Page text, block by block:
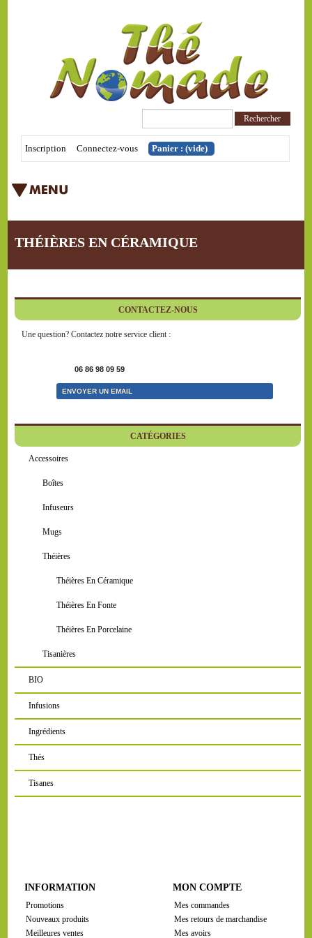
Inscription Connectez-vous Panier :(vide)
THÉIÈRES EN CÉRAMIQUE
CONTACTEZ-NOUS
Une question? Contactez notre service client :
06 86 98 09 59
ENVOYER UN EMAIL
CATÉGORIES
Accessoires
Boîtes
Infuseurs
Mugs
Théières
Théières En Céramique
Théières En Fonte
Théières En Porcelaine
Tisanières
BIO
Infusions
Ingrédients
Thés
Tisanes
INFORMATION
Promotions
Nouveaux produits
Meilleures ventes
MON COMPTE
Mes commandes
Mes retours de marchandise
Mes avoirs